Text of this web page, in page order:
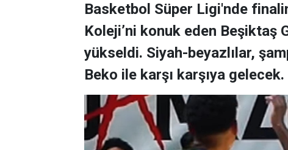
Basketbol Süper Ligi'nde
Koleji’ni konuk eden Beşiktaş
yükseldi. Siyah-beyazlılar,
Beko ile karşı karşıya gelecek.